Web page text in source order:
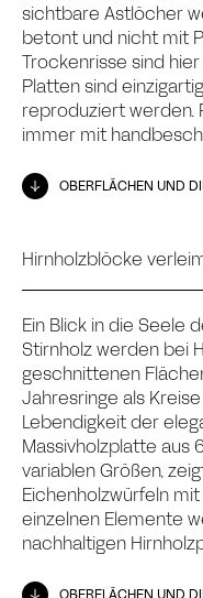
OBERFLÄCHEN UND
sichtbare Astlöcher
betont und nicht mit
Trockenrisse sind
Platten sind
reproduziert werden.
immer mit
Hirnholzblöcke
OBERFLÄCHEN UND
Ein Blick in die Seele
Stirnholz werden bei
geschnittenen
Jahresringe als
Lebendigkeit der
Massivholzplatte aus
variablen Größen,
Eichenholzwürfeln
einzelnen Elemente
nachhaltigen